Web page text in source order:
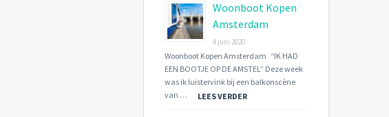
Forgot
password? SIGN IN
Remember me
Woonboot Kopen
Amsterdam
4 juni 2020
Woonboot Kopen Amsterdam “IK HAD
EEN BOOTJE OP DE AMSTEL” Deze week
was ik luistervink bij een balkonscène
van …
LEES VERDER